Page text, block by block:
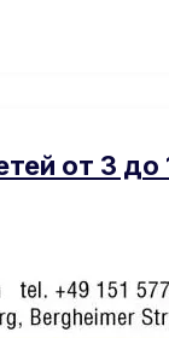
от 3 до